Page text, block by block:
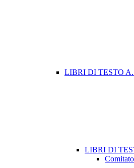
LIBRI DI TESTO
LIBRI DI